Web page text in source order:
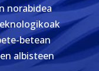
norabidea
betean
albisteen